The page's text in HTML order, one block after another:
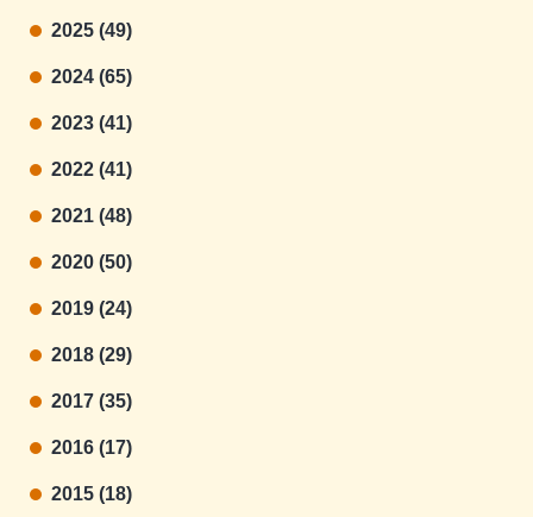
2025 (49)
2024 (65)
2023 (41)
2022 (41)
2021 (48)
2020 (50)
2019 (24)
2018 (29)
2017 (35)
2016 (17)
2015 (18)